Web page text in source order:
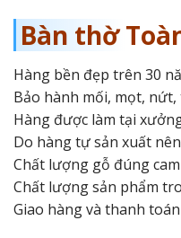
Bàn thờ
Hàng bền đẹp trên 30
Bảo hành mối, mọt, nứt,
Hàng được làm tại
Do hàng tự sản xuất
Chất lượng gỗ đúng cam
Chất lượng sản phẩm
Giao hàng và thanh